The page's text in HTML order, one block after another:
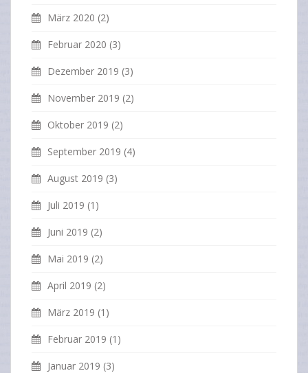
März 2020 (2)
Februar 2020 (3)
Dezember 2019 (3)
November 2019 (2)
Oktober 2019 (2)
September 2019 (4)
August 2019 (3)
Juli 2019 (1)
Juni 2019 (2)
Mai 2019 (2)
April 2019 (2)
März 2019 (1)
Februar 2019 (1)
Januar 2019 (3)